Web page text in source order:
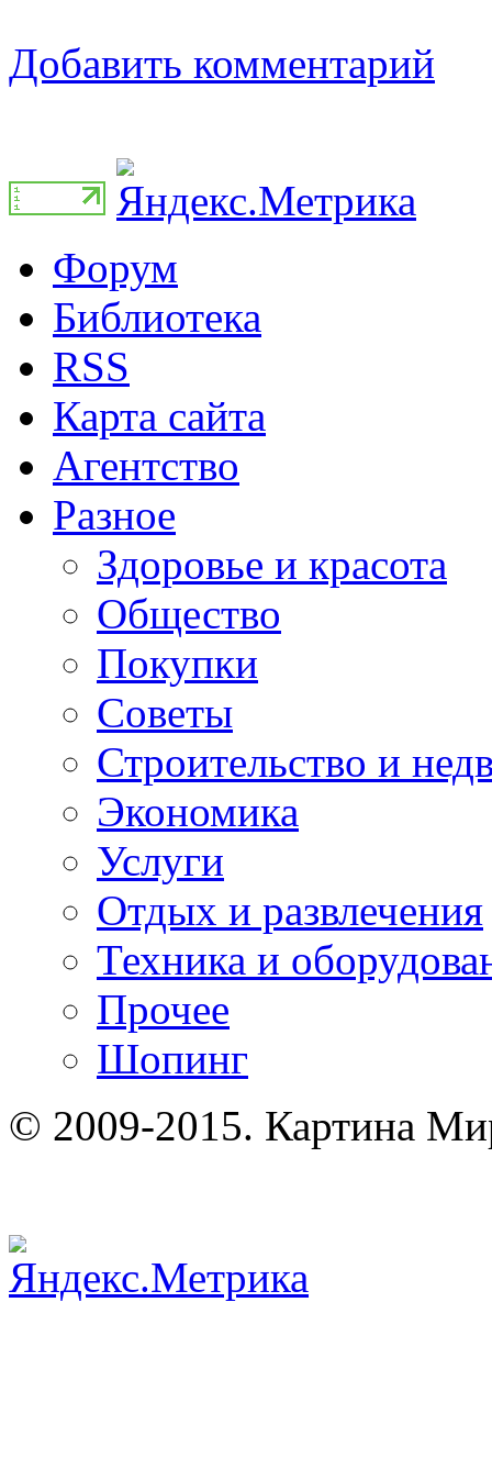
Добавить комментарий
Форум
Библиотека
RSS
Карта сайта
Агентство
Разное
Здоровье и красота
Общество
Покупки
Советы
Строительство и
Экономика
Услуги
Отдых и развлечения
Техника и
Прочее
Шопинг
© 2009-2015. Картина